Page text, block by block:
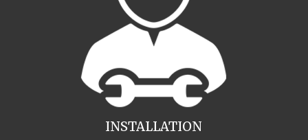
INSTALLATION